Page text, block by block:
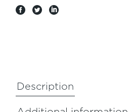
Description